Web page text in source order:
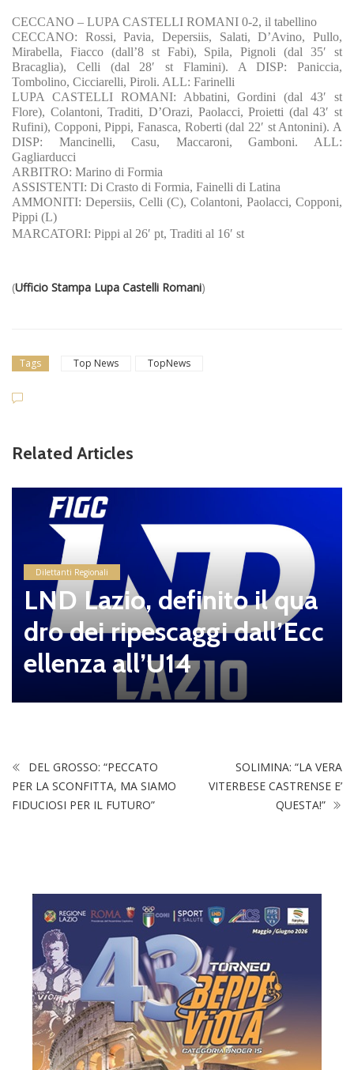
CECCANO – LUPA CASTELLI ROMANI 0-2, il tabellino
CECCANO: Rossi, Pavia, Depersiis, Salati, D’Avino, Pullo,
Mirabella, Fiacco (dall’8 st Fabi), Spila, Pignoli (dal 35′ st
Bracaglia), Celli (dal 28′ st Flamini). A DISP: Paniccia,
Tombolino, Cicciarelli, Piroli. ALL: Farinelli
LUPA CASTELLI ROMANI: Abbatini, Gordini (dal 43′ st
Flore), Colantoni, Traditi, D’Orazi, Paolacci, Proietti (dal 43′ st
Rufini), Copponi, Pippi, Fanasca, Roberti (dal 22′ st Antonini). A
DISP: Mancinelli, Casu, Maccaroni, Gamboni. ALL:
Gagliarducci
ARBITRO: Marino di Formia
ASSISTENTI: Di Crasto di Formia, Fainelli di Latina
AMMONITI: Depersiis, Celli (C), Colantoni, Paolacci, Copponi,
Pippi (L)
MARCATORI: Pippi al 26′ pt, Traditi al 16′ st
(Ufficio Stampa Lupa Castelli Romani)
Tags Top News TopNews
Related Articles
Dilettanti Regionali
LND Lazio, definito il qua
dro dei ripescaggi dall’Ecc
ellenza all’U14
DEL GROSSO: “PECCATO
PER LA SCONFITTA, MA SIAMO
FIDUCIOSI PER IL FUTURO”
SOLIMINA: “LA VERA
VITERBESE CASTRENSE E’
QUESTA!”